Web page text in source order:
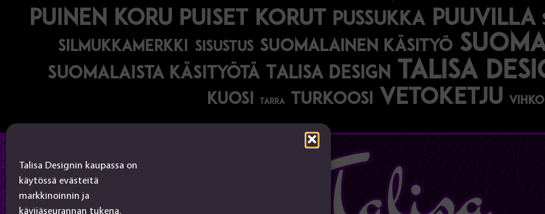
Talisa Designin kaupassa on
käytössä evästeitä
markkinoinnin ja
kävijäseurannan tukena.
puinen koru puiset korut pussukka puuvilla
silmukkamerkki
sisustus suomalainen käsityö
suomalaista käsityötä Talisa Design talisa
kuosi tarra turkoosi vetoketju vihko
Talisa Design
tanjalusua@gmail.com